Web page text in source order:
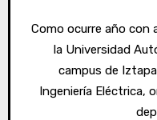
Como ocurre año con año, durante la semana pasada,
la Universidad
campus de
Ingeniería Eléctrica,